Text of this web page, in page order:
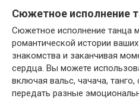
Сюжетное исполнение
Сюжетное исполнение танца
романтической истории
знакомства и заканчивая
сердца. Вы можете
включая вальс, чачача,
передать разные